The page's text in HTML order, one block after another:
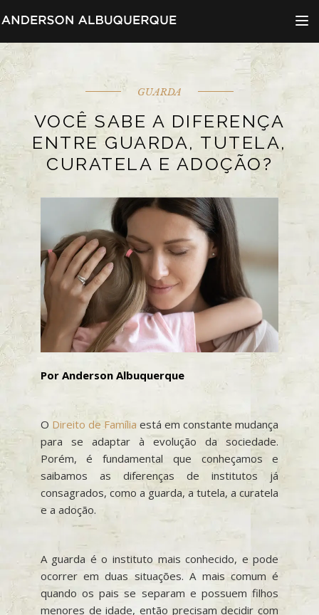
Menu
GUARDA
VOCÊ SABE A DIFERENÇA
ENTRE GUARDA, TUTELA,
CURATELA E ADOÇÃO?
Por Anderson Albuquerque
O Direito de Família está em constante mudança
para se adaptar à evolução da sociedade.
Porém, é fundamental que conheçamos e
saibamos as diferenças de institutos já
consagrados, como a guarda, a tutela, a curatela
e a adoção.
A guarda é o instituto mais conhecido, e pode
ocorrer em duas situações. A mais comum é
quando os pais se separam e possuem filhos
menores de idade, então precisam decidir com